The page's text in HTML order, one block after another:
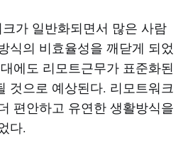
가 일반화되면서 많은 사람
식의 비효율성을 깨닫게 되었
에도 리모트근무가 표준화된
것으로 예상된다. 리모트워크
편안하고 유연한 생활방식을
다.